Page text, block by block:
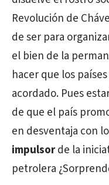
Revolución de
de ser para
el bien de la
hacer que los
acordado. Pues
de que el país
en desventaja con
impulsorde la
petrolera